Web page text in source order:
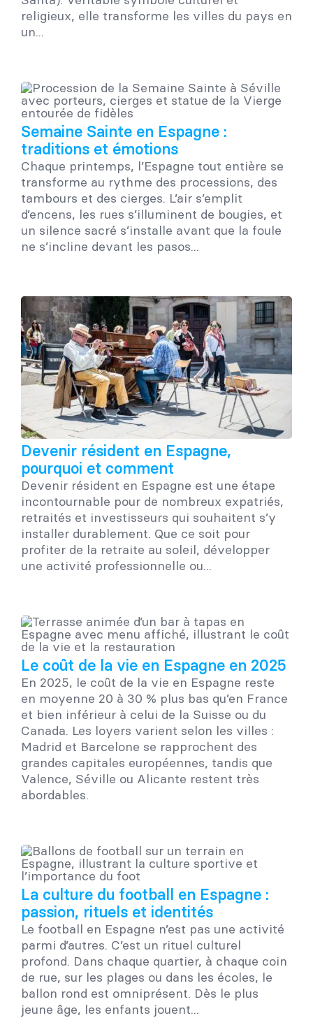
religieux, elle transforme les villes du pays en
un...
Semaine Sainte en Espagne :
traditions et émotions
Chaque printemps, l’Espagne tout entière se
transforme au rythme des processions, des
tambours et des cierges. L’air s’emplit
d’encens, les rues s’illuminent de bougies, et
un silence sacré s’installe avant que la foule
ne s’incline devant les pasos...
Devenir résident en Espagne,
pourquoi et comment
Devenir résident en Espagne est une étape
incontournable pour de nombreux expatriés,
retraités et investisseurs qui souhaitent s’y
installer durablement. Que ce soit pour
profiter de la retraite au soleil, développer
une activité professionnelle ou...
Le coût de la vie en Espagne en 2025
En 2025, le coût de la vie en Espagne reste
en moyenne 20 à 30 % plus bas qu’en France
et bien inférieur à celui de la Suisse ou du
Canada. Les loyers varient selon les villes :
Madrid et Barcelone se rapprochent des
grandes capitales européennes, tandis que
Valence, Séville ou Alicante restent très
abordables.
La culture du football en Espagne :
passion, rituels et identités
Le football en Espagne n’est pas une activité
parmi d’autres. C’est un rituel culturel
profond. Dans chaque quartier, à chaque coin
de rue, sur les plages ou dans les écoles, le
ballon rond est omniprésent. Dès le plus
jeune âge, les enfants jouent...